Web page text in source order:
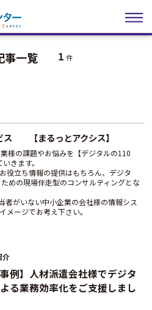
事一覧 1 件
ス 【まるっとアクシス】
様の課題やお悩みを【デジタルの110
きます。
役立ち情報の提供はもちろん、デジタ
めの現場伴走型のコンサルティングとな
者がいない中小企業の会社様の情報シス
メージでお考え下さい。
介
事例】人材派遣会社様でデジタ
る業務効率化をご支援しまし